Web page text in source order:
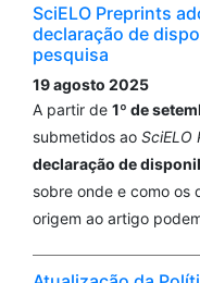
SciELO Preprints
declaração de
pesquisa
19 agosto 2025
A partir de 1º de
submetidos ao SciELO
declaração de
sobre onde e como os
origem ao artigo